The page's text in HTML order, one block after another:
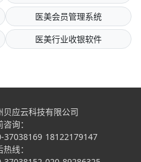
医美会员管理系统
医美行业收银软件
贝应云科技有限公司
询：
37038169 18122179147
线：